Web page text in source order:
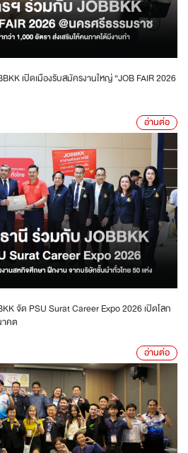
เปิดเมืองรับสมัครงานใหญ่ “JOB FAIR 2026
อ่านต่อ
จัด PSU Surat Career Expo 2026 เปิดโลก
คต
อ่านต่อ